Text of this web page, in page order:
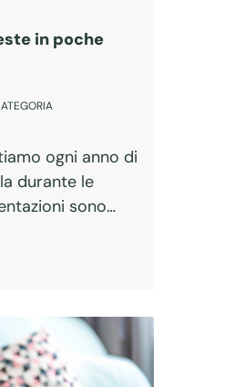
in poche
ogni anno di
durante le
sono
“routine” –